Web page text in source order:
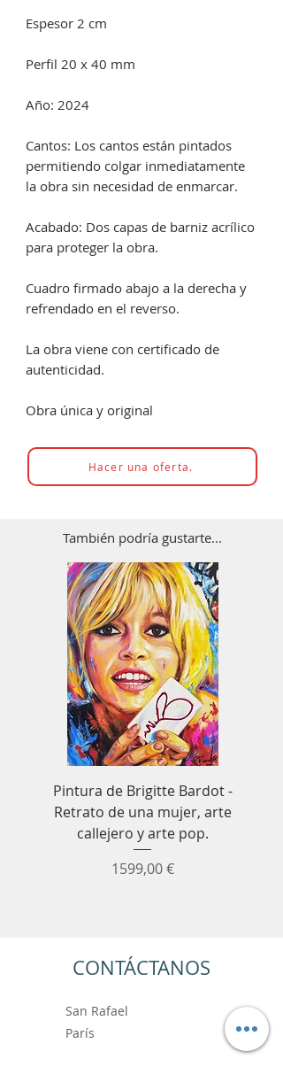
Espesor 2 cm
Perfil 20 x 40 mm
Año: 2024
Cantos: Los cantos están pintados
permitiendo colgar inmediatamente
la obra sin necesidad de enmarcar.
Acabado: Dos capas de barniz acrílico
para proteger la obra.
Cuadro firmado abajo a la derecha y
refrendado en el reverso.
La obra viene con certificado de
autenticidad.
Obra única y original
Hacer una oferta.
También podría gustarte...
Pintura de Brigitte Bardot -
Retrato de una mujer, arte
callejero y arte pop.
Precio
1599,00 €
CONTÁCTANOS
San Rafael
París